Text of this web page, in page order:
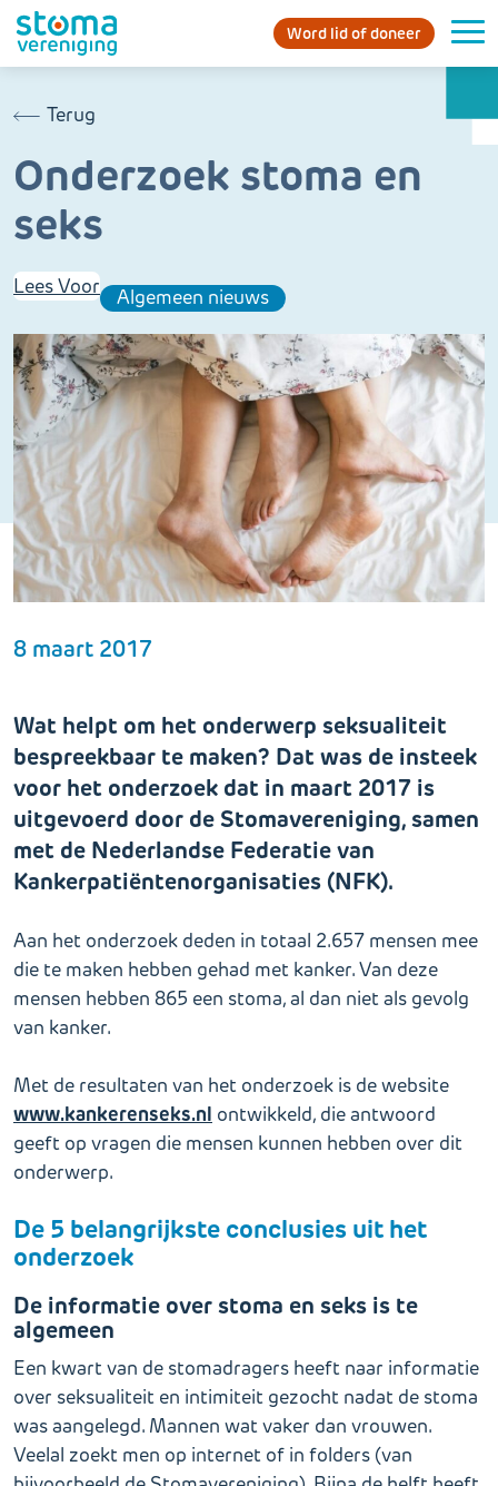
Word lid of doneer
Terug
Onderzoek stoma en
seks
Lees Voor Algemeen nieuws
8 maart 2017
Wat helpt om het onderwerp seksualiteit
bespreekbaar te maken? Dat was de insteek
voor het onderzoek dat in maart 2017 is
uitgevoerd door de Stomavereniging, samen
met de Nederlandse Federatie van
Kankerpatiëntenorganisaties (NFK).
Aan het onderzoek deden in totaal 2.657 mensen mee
die te maken hebben gehad met kanker. Van deze
mensen hebben 865 een stoma, al dan niet als gevolg
van kanker.
Met de resultaten van het onderzoek is de website
www.kankerenseks.nl ontwikkeld, die antwoord
geeft op vragen die mensen kunnen hebben over dit
onderwerp.
De 5 belangrijkste conclusies uit het
onderzoek
De informatie over stoma en seks is te
algemeen
Een kwart van de stomadragers heeft naar informatie
over seksualiteit en intimiteit gezocht nadat de stoma
was aangelegd. Mannen wat vaker dan vrouwen.
Veelal zoekt men op internet of in folders (van